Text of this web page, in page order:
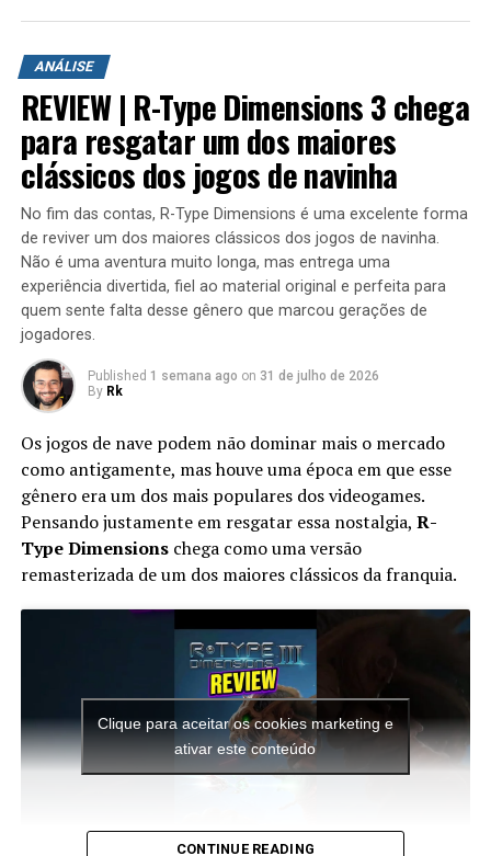
A aventura leva o jogador para ilhas inéditas e diferentes
possível encontrar novas armas, aprimorar os
equipamentos com upgrades e completar diversas
missões que variam bastante em estrutura. Algumas
colocam o jogador contra grandes hordas de inimigos
em áreas abertas, enquanto outras acontecem em
regiões subterrâneas repletas de desafios, incluindo
inimigos mais poderosos e torres que precisam ser
destruídas dentro de um limite de tempo para que a
missão seja concluída.
Apesar do foco na experiência solo, o multiplayer
continua presente. Você pode chamar amigos para
participar das missões ou entrar nas salas de outros
jogadores para completar sessões cooperativas e
conquistar recompensas adicionais, aumentando ainda
mais a longevidade da aventura.
O mais interessante é que toda essa estrutura faz o jogo
sensação é de que a campanha original da série acabou
ANÁLISE
REVIEW | R-Type Dimensions 3 chega
para resgatar um dos maiores
clássicos dos jogos de navinha
No fim das contas, R-Type Dimensions é uma excelente forma
de reviver um dos maiores clássicos dos jogos de navinha.
Não é uma aventura muito longa, mas entrega uma
experiência divertida, fiel ao material original e perfeita para
quem sente falta desse gênero que marcou gerações de
jogadores.
Published 1 semana ago on 31 de julho de 2026
By Rk
Os jogos de nave podem não dominar mais o mercado
como antigamente, mas houve uma época em que esse
gênero era um dos mais populares dos videogames.
Pensando justamente em resgatar essa nostalgia, R-
Type Dimensionschega como uma versão
remasterizada de um dos maiores clássicos da franquia.
Clique para aceitar os cookies marketing e
ativar este conteúdo
CONTINUE READING